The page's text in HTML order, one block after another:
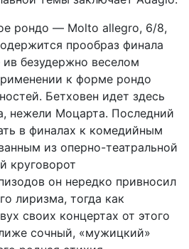
рондо — Molto allegro, 6/8,
прообраз финала
безудержно веселом
к форме рондо
Бетховен идет здесь
нежели Моцарта. Последний
в финалах к комедийным
из оперно-театральной
круговорот
он нередко привносил
лиризма, тогда как
своих концертах от этого
сочный, «мужицкий»